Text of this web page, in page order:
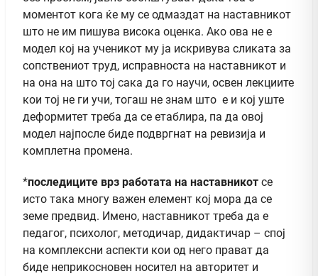
моментот кога ќе му се одмаздат на наставникот
што не им пишува висока оценка. Ако ова не е
модел кој на ученикот му ја искривува сликата за
сопствениот труд, исправноста на наставникот и
на она на што тој сака да го научи, освен лекциите
кои тој не ги учи, тогаш не знам што е и кој уште
деформитет треба да се етаблира, па да овој
модел најпосле биде подвргнат на ревизија и
комплетна промена.
*последиците врз работата на наставникот се
исто така многу важен елемент кој мора да се
земе предвид. Имено, наставникот треба да е
педагог, психолог, методичар, дидактичар – спој
на комплексни аспекти кои од него прават да
биде неприкосновен носител на авторитет и